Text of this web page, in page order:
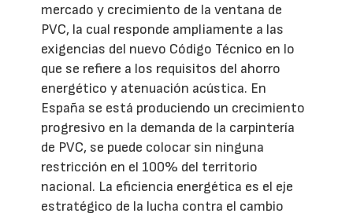
mercado y crecimiento de la ventana de
PVC, la cual responde ampliamente a las
exigencias del nuevo Código Técnico en lo
que se refiere a los requisitos del ahorro
energético y atenuación acústica. En
España se está produciendo un crecimiento
progresivo en la demanda de la carpintería
de PVC, se puede colocar sin ninguna
restricción en el 100% del territorio
nacional. La eficiencia energética es el eje
estratégico de la lucha contra el cambio